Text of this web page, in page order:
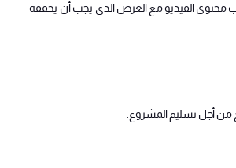
محتوى الفيديو مع الغرض الذي يجب أن يحققه
من أجل تسليم المشروع.